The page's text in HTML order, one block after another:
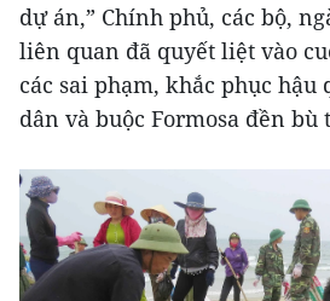
dự án,” Chính phủ, các bộ,
liên quan đã quyết liệt vào
các sai phạm, khắc phục hậu
dân và buộc Formosa đền bù